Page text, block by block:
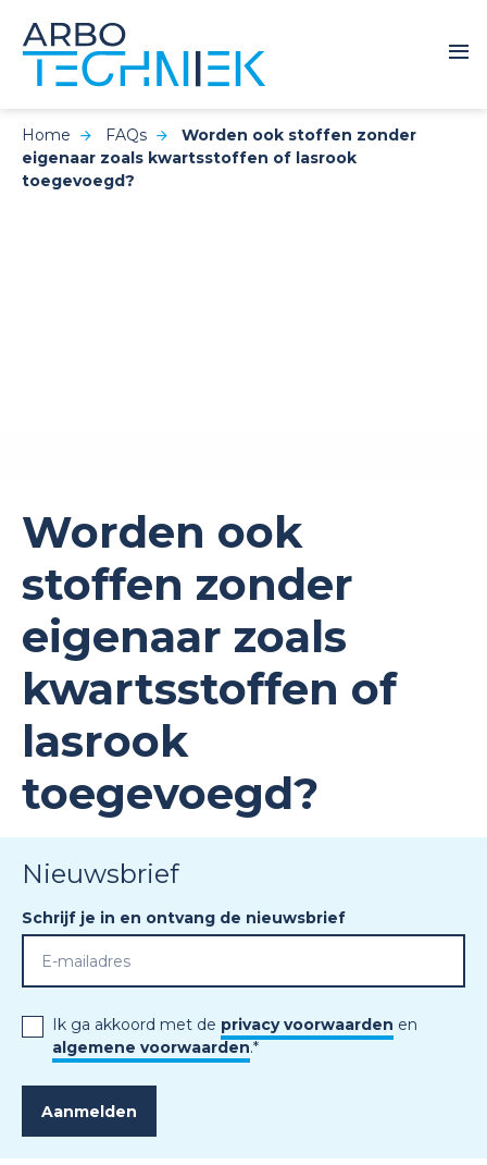
Home FAQs
Worden ook stoffen zonder
eigenaar zoals kwartsstoffen of lasrook
toegevoegd?
Worden ook
stoffen zonder
eigenaar zoals
kwartsstoffen of
lasrook
toegevoegd?
Nieuwsbrief
Schrijf je in en ontvang de nieuwsbrief
Ik ga akkoord met de privacy voorwaarden en
algemene voorwaarden.*